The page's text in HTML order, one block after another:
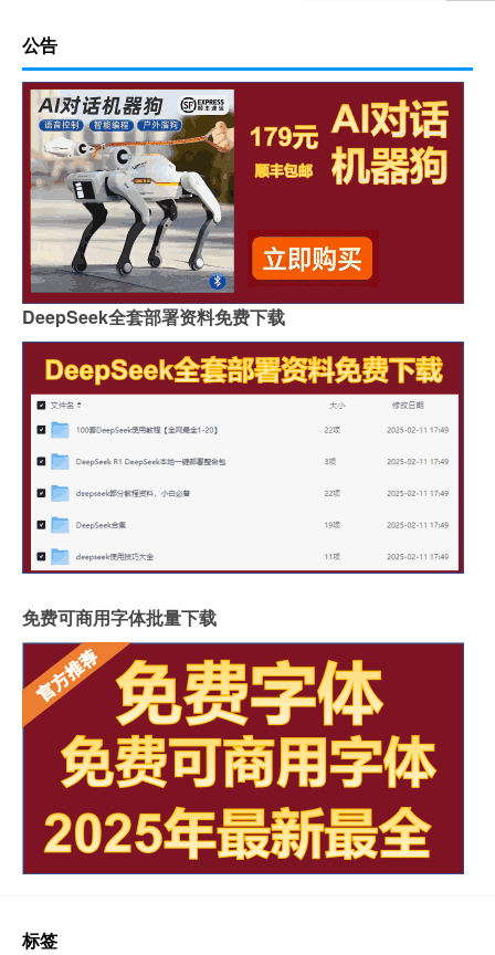
公告
DeepSeek全套部署资料免费下载
免费可商用字体批量下载
标签